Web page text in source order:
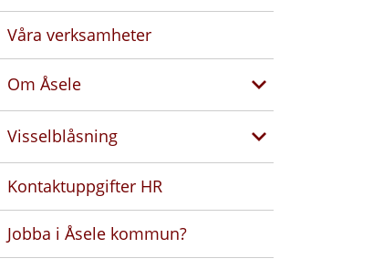
Våra verksamheter
Om Åsele
Visselblåsning
Kontaktuppgifter HR
Jobba i Åsele kommun?